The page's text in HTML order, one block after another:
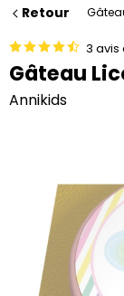
Retour
3 avis
Gâteau
Annikids